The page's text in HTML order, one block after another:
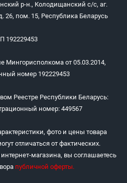
р-н., Колодищанский с/с, аг.
26, пом. 15, Республика Беларусь
192229453
Мингорисполкома от 05.03.2014,
номер 192229453
Реестре Республики Беларусь:
номер: 449567
фото и цены товара
отличаться от фактических.
магазина, вы соглашаетесь
публичной оферты.